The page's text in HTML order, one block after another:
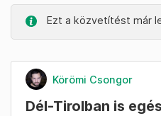
Ezt a közvetítést már
Körömi Csongor
Dél-Tirolban is